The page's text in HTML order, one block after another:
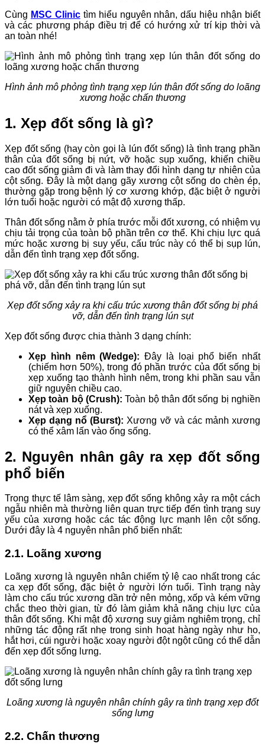
Cùng MSC Clinictìm hiểu nguyên nhân, dấu hiệu nhận biết
và các phương pháp điều trị để có hướng xử trí kịp thời và
an toàn nhé!
Hình ảnh mô phỏng tình trạng xẹp lún thân đốt sống do loãng
xương hoặc chấn thương
1. Xẹp đốt sống là gì?
Xẹp đốt sống (hay còn gọi là lún đốt sống) là tình trạng phần
thân của đốt sống bị nứt, vỡ hoặc sụp xuống, khiến chiều
cao đốt sống giảm đi và làm thay đổi hình dạng tự nhiên của
cột sống. Đây là một dạng gãy xương cột sống do chèn ép,
thường gặp trong bệnh lý cơ xương khớp, đặc biệt ở người
lớn tuổi hoặc người có mật độ xương thấp.
Thân đốt sống nằm ở phía trước mỗi đốt xương, có nhiệm vụ
chịu tải trọng của toàn bộ phần trên cơ thể. Khi chịu lực quá
mức hoặc xương bị suy yếu, cấu trúc này có thể bị sụp lún,
dẫn đến tình trạng xẹp đốt sống.
Xẹp đốt sống xảy ra khi cấu trúc xương thân đốt sống bị phá
vỡ, dẫn đến tình trạng lún sụt
Xẹp đốt sống được chia thành 3 dạng chính:
Xẹp hình nêm (Wedge):Đây là loại phổ biến nhất
(chiếm hơn 50%), trong đó phần trước của đốt sống bị
xẹp xuống tạo thành hình nêm, trong khi phần sau vẫn
giữ nguyên chiều cao.
Xẹp toàn bộ (Crush): Toàn bộ thân đốt sống bị nghiền
nát và xẹp xuống.
Xẹp dạng nổ (Burst): Xương vỡ và các mảnh xương
có thể xâm lấn vào ống sống.
2. Nguyên nhân gây ra xẹp đốt sống
phổ biến
Trong thực tế lâm sàng, xẹp đốt sống không xảy ra một cách
ngẫu nhiên mà thường liên quan trực tiếp đến tình trạng suy
yếu của xương hoặc các tác động lực mạnh lên cột sống.
Dưới đây là 4 nguyên nhân phổ biến nhất:
2.1. Loãng xương
Loãng xương là nguyên nhân chiếm tỷ lệ cao nhất trong các
ca xẹp đốt sống, đặc biệt ở người lớn tuổi. Tình trạng này
làm cho cấu trúc xương dần trở nên mỏng, xốp và kém vững
chắc theo thời gian, từ đó làm giảm khả năng chịu lực của
thân đốt sống. Khi mật độ xương suy giảm nghiêm trọng, chỉ
những tác động rất nhẹ trong sinh hoạt hàng ngày như ho,
hắt hơi, cúi người hoặc xoay người đột ngột cũng có thể dẫn
đến xẹp đốt sống lưng.
Loãng xương là nguyên nhân chính gây ra tình trạng xẹp đốt
sống lưng
2.2. Chấn thương